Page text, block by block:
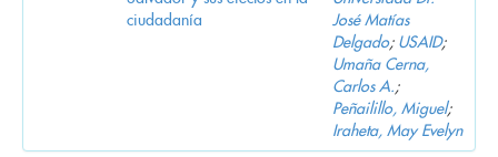
ciudadanía
José Matías
Delgado; USAID;
Umaña Cerna,
Carlos A.;
Peñailillo, Miguel;
Iraheta, May Evelyn